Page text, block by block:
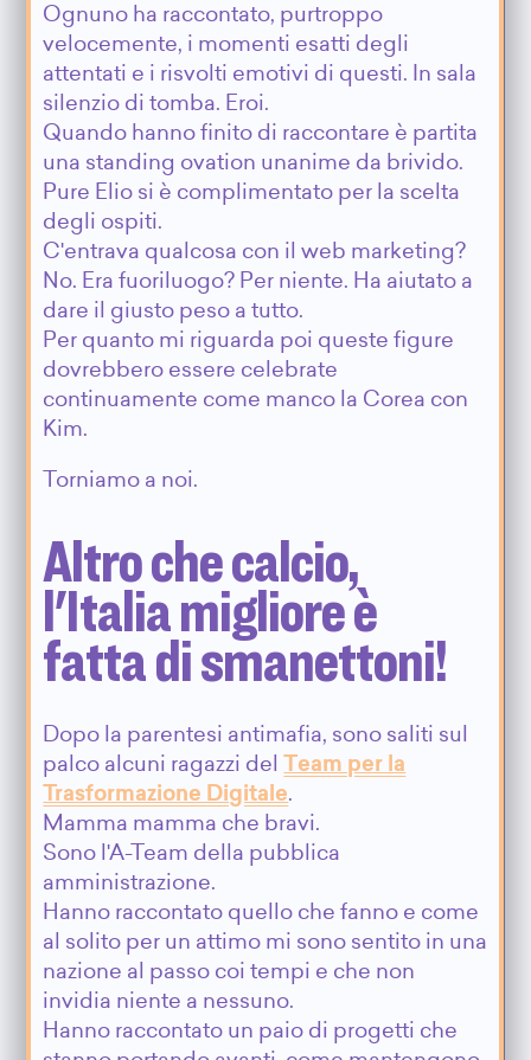
Ognuno ha raccontato, purtroppo
velocemente, i momenti esatti degli
attentati e i risvolti emotivi di questi. In sala
silenzio di tomba. Eroi.
Quando hanno finito di raccontare è partita
una standing ovation unanime da brivido.
Pure Elio si è complimentato per la scelta
degli ospiti.
C'entrava qualcosa con il web marketing?
No. Era fuoriluogo? Per niente. Ha aiutato a
dare il giusto peso a tutto.
Per quanto mi riguarda poi queste figure
dovrebbero essere celebrate
continuamente come manco la Corea con
Kim.
Torniamo a noi.
Altro che calcio,
l'Italia migliore è
fatta di smanettoni!
Dopo la parentesi antimafia, sono saliti sul
palco alcuni ragazzi del Team per la
Trasformazione Digitale.
Mamma mamma che bravi.
Sono l'A-Team della pubblica
amministrazione.
Hanno raccontato quello che fanno e come
al solito per un attimo mi sono sentito in una
nazione al passo coi tempi e che non
invidia niente a nessuno.
Hanno raccontato un paio di progetti che